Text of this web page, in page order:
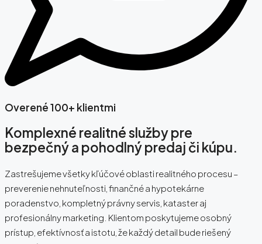
Overené 100+ klientmi
Komplexné realitné služby pre
bezpečný a pohodlný predaj či kúpu.
Zastrešujeme všetky kľúčové oblasti realitného procesu –
preverenie nehnuteľnosti, finančné a hypotekárne
poradenstvo, kompletný právny servis, kataster aj
profesionálny marketing. Klientom poskytujeme osobný
prístup, efektívnosť a istotu, že každý detail bude riešený